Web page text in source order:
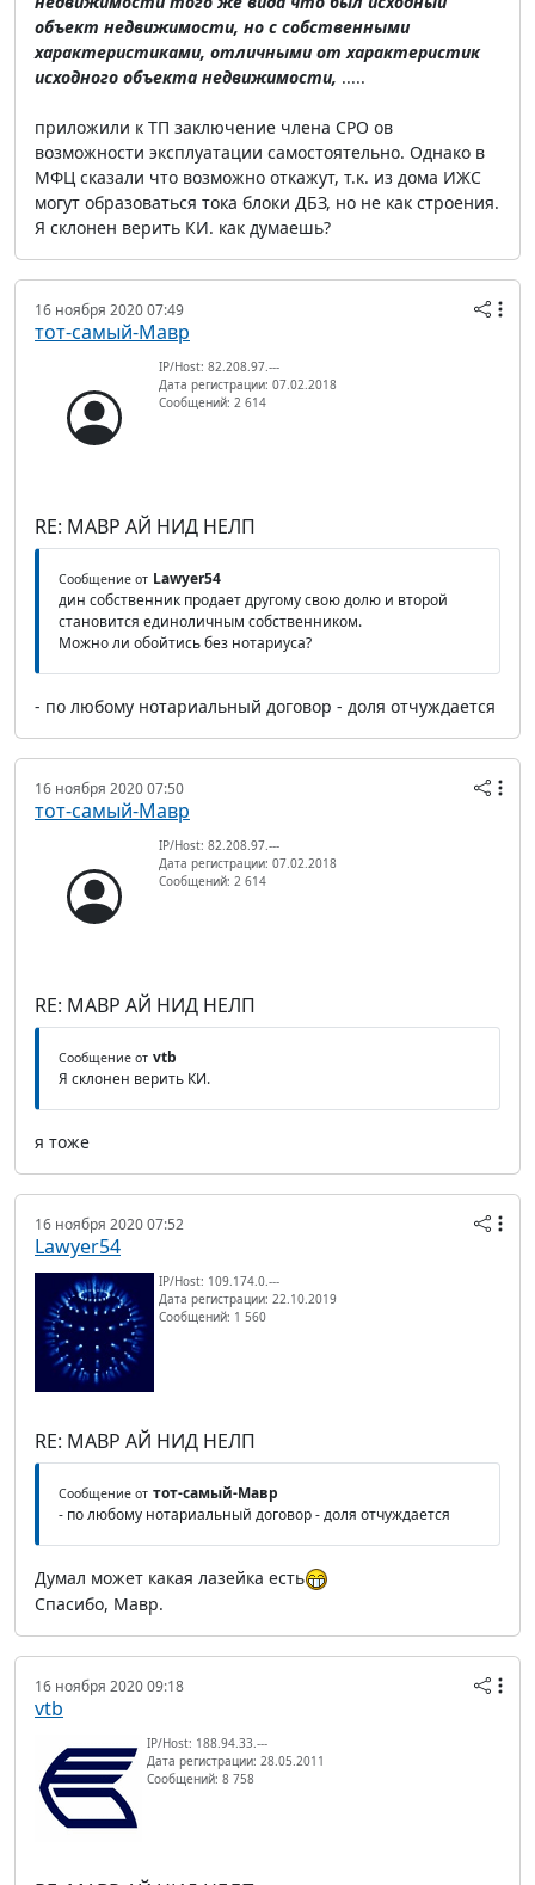
объект недвижимости, но с собственными
характеристиками, отличными от характеристик
исходного объекта недвижимости, .....
приложили к ТП заключение члена СРО ов
возможности эксплуатации самостоятельно. Однако в
МФЦ сказали что возможно откажут, т.к. из дома ИЖС
могут образоваться тока блоки ДБЗ, но не как строения.
Я склонен верить КИ. как думаешь?
16 ноября 2020 07:49
тот-самый-Мавр
IP/Host: 82.208.97.---
Дата регистрации: 07.02.2018
Сообщений: 2 614
RE: МАВР АЙ НИД НЕЛП
Сообщение от Lawyer54
дин собственник продает другому свою долю и второй
становится единоличным собственником.
Можно ли обойтись без нотариуса?
- по любому нотариальный договор - доля отчуждается
16 ноября 2020 07:50
тот-самый-Мавр
IP/Host: 82.208.97.---
Дата регистрации: 07.02.2018
Сообщений: 2 614
RE: МАВР АЙ НИД НЕЛП
Сообщение от vtb
Я склонен верить КИ.
я тоже
16 ноября 2020 07:52
Lawyer54
IP/Host: 109.174.0.---
Дата регистрации: 22.10.2019
Сообщений: 1 560
RE: МАВР АЙ НИД НЕЛП
Сообщение от тот-самый-Мавр
- по любому нотариальный договор - доля отчуждается
Думал может какая лазейка есть
Спасибо, Мавр.
16 ноября 2020 09:18
vtb
IP/Host: 188.94.33.---
Дата регистрации: 28.05.2011
Сообщений: 8 758